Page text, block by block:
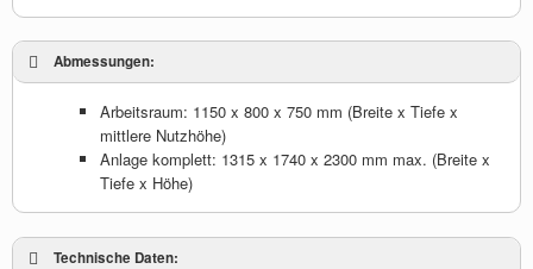
Abmessungen:
Arbeitsraum: 1150 x 800 x 750 mm (Breite x Tiefe x
mittlere Nutzhöhe)
Anlage komplett: 1315 x 1740 x 2300 mm max. (Breite x
Tiefe x Höhe)
Technische Daten: